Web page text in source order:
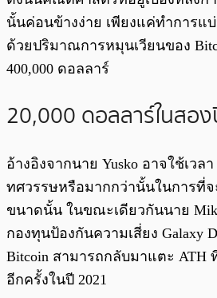
นั้นค่อนข้างง่าย เพียงแค่ทำการแ
ด้วยปริมาณการหมุนเวียนของ
400,000 ดอลลาร์
20,000 ดอลลาร์ในสอ
อ้างอิงจากนาย Yusko อาจใช้เวล
ทศวรรษหรือมากกว่านั้นในการที่จ
ขนาดนั้น ในขณะเดียวกันนาย
กองทุนป้องกันความเสี่ยง Galaxy
Bitcoin สามารถกลับมาแตะ ATH
อีกครั้งในปี 2021